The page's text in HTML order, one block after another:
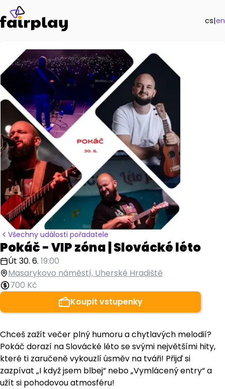
cs|en
Všechny události pořadatele
Pokáč - VIP zóna | Slovácké léto
Út 30. 6. 19:00
Masarykovo náměstí, Uherské Hradiště
700 Kč
Koupit vstupenky
Chceš zažít večer plný humoru a chytlavých melodií?
Pokáč dorazí na Slovácké léto se svými největšími hity,
které ti zaručeně vykouzlí úsměv na tváři! Přijď si
zazpívat „I když jsem blbej“ nebo „Vymlácený entry“ a
užít si pohodovou atmosféru!